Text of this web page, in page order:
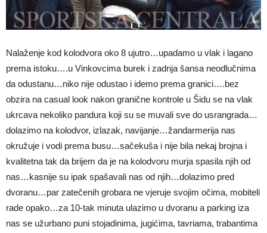
Nalaženje kod kolodvora oko 8 ujutro…upadamo u vlak i lagano
prema istoku….u Vinkovcima burek i zadnja šansa neodlučnima
da odustanu…niko nije odustao i idemo prema granici….bez
obzira na casual look nakon granične kontrole u Šidu se na vlak
ukrcava nekoliko pandura koji su se muvali sve do usrangrada…
dolazimo na kolodvor, izlazak, navijanje…žandarmerija nas
okružuje i vodi prema busu…sačekuša i nije bila nekaj brojna i
kvalitetna tak da brijem da je na kolodvoru murja spasila njih od
nas…kasnije su ipak spašavali nas od njih…dolazimo pred
dvoranu…par zatečenih grobara ne vjeruje svojim očima, mobiteli
rade opako…za 10-tak minuta ulazimo u dvoranu a parking iza
nas se užurbano puni stojadinima, jugićima, tavriama, trabantima